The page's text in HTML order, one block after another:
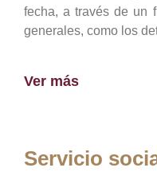
fecha, a través de un
generales, como los
Ver más
Servicio